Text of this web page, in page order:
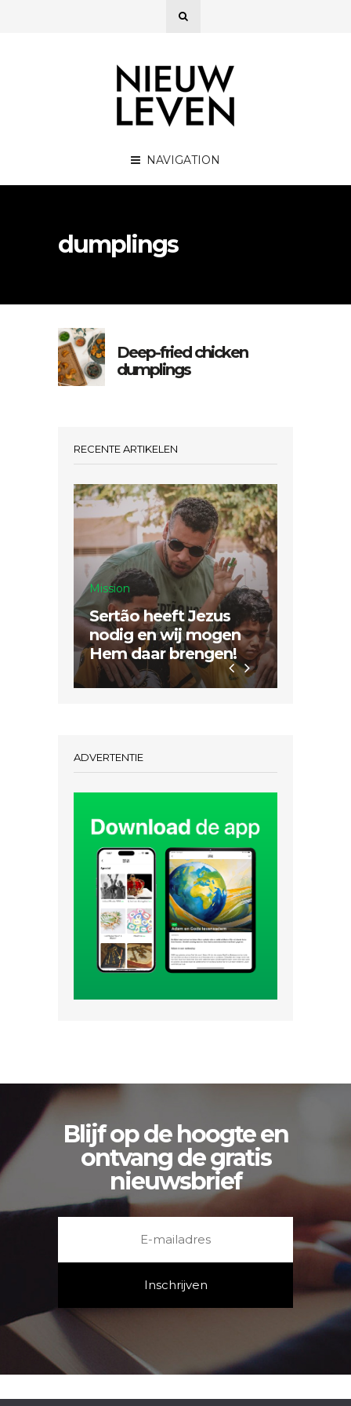
NAVIGATION
dumplings
Deep-fried chicken
dumplings
RECENTE ARTIKELEN
Mission
Sertão heeft Jezus
nodig en wij mogen
Hem daar brengen!
ADVERTENTIE
Blijf op de hoogte en
ontvang de gratis
nieuwsbrief